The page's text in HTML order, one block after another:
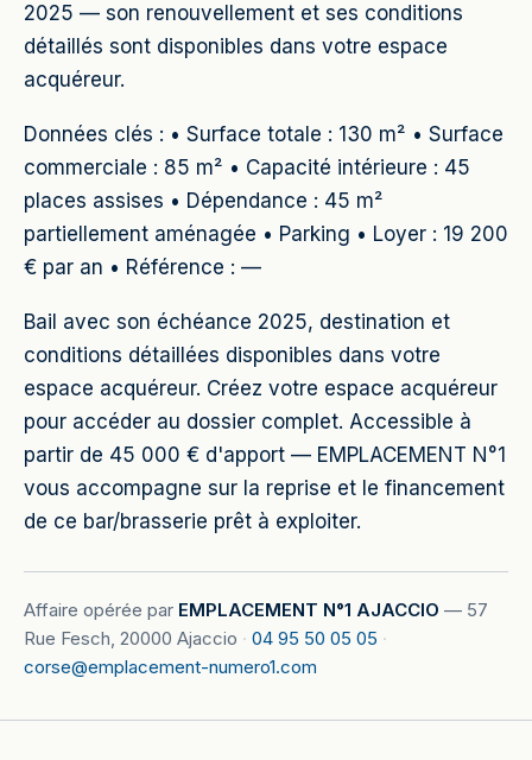
2025 — son renouvellement et ses conditions
détaillés sont disponibles dans votre espace
acquéreur.
Données clés : • Surface totale : 130 m² • Surface
commerciale : 85 m² • Capacité intérieure : 45
places assises • Dépendance : 45 m²
partiellement aménagée • Parking • Loyer : 19 200
€ par an • Référence : —
Bail avec son échéance 2025, destination et
conditions détaillées disponibles dans votre
espace acquéreur. Créez votre espace acquéreur
pour accéder au dossier complet. Accessible à
partir de 45 000 € d'apport — EMPLACEMENT N°1
vous accompagne sur la reprise et le financement
de ce bar/brasserie prêt à exploiter.
Affaire opérée par EMPLACEMENT N°1 AJACCIO — 57
Rue Fesch, 20000 Ajaccio · 04 95 50 05 05 ·
corse@emplacement-numero1.com